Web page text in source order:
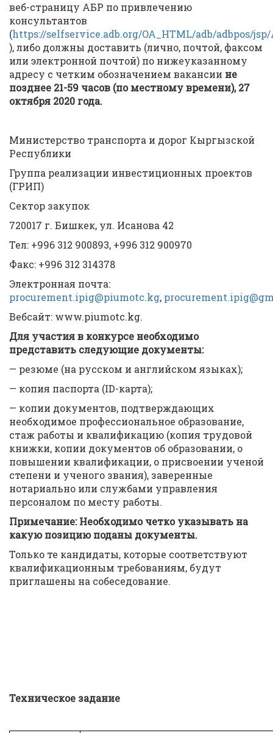
веб-страницу АБР по привлечению
консультантов
(https://selfservice.adb.org/OA_HTML/adb/adbpos/jsp/
), либо должны доставить (лично, почтой, факсом
или электронной почтой) по нижеуказанному
адресу с четким обозначением вакансии не
позднее 21-59 часов (по местному времени), 27
октября 2020 года.
Министерство транспорта и дорог Кыргызской
Республики
Группа реализации инвестиционных проектов
(ГРИП)
Сектор закупок
720017 г. Бишкек, ул. Исанова 42
Тел: +996 312 900893, +996 312 900970
Факс: +996 312 314378
Электронная почта:
procurement.ipig@piumotc.kg,
Вебсайт: www.piumotc.kg.
Для участия в конкурсе необходимо
представить следующие документы:
— резюме (на русском и английском языках);
— копия паспорта (ID-карта);
— копии документов, подтверждающих
необходимое профессиональное образование,
стаж работы и квалификацию (копия трудовой
книжки, копии документов об образовании, о
повышении квалификации, о присвоении ученой
степени и ученого звания), заверенные
нотариально или службами управления
персоналом по месту работы.
Примечание: Необходимо четко указывать на
какую позицию поданы документы.
Только те кандидаты, которые соответствуют
квалификационным требованиям, будут
приглашены на собеседование.
Техническое задание